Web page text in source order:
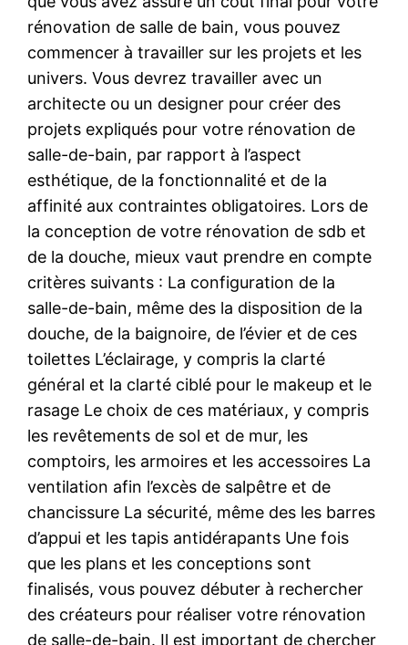
rénovation de salle de bain, vous pouvez
commencer à travailler sur les projets et les
univers. Vous devrez travailler avec un
architecte ou un designer pour créer des
projets expliqués pour votre rénovation de
salle-de-bain, par rapport à l’aspect
esthétique, de la fonctionnalité et de la
affinité aux contraintes obligatoires. Lors de
la conception de votre rénovation de sdb et
de la douche, mieux vaut prendre en compte
critères suivants : La configuration de la
salle-de-bain, même des la disposition de la
douche, de la baignoire, de l’évier et de ces
toilettes L’éclairage, y compris la clarté
général et la clarté ciblé pour le makeup et le
rasage Le choix de ces matériaux, y compris
les revêtements de sol et de mur, les
comptoirs, les armoires et les accessoires La
ventilation afin l’excès de salpêtre et de
chancissure La sécurité, même des les barres
d’appui et les tapis antidérapants Une fois
que les plans et les conceptions sont
finalisés, vous pouvez débuter à rechercher
des créateurs pour réaliser votre rénovation
de salle-de-bain. Il est important de chercher